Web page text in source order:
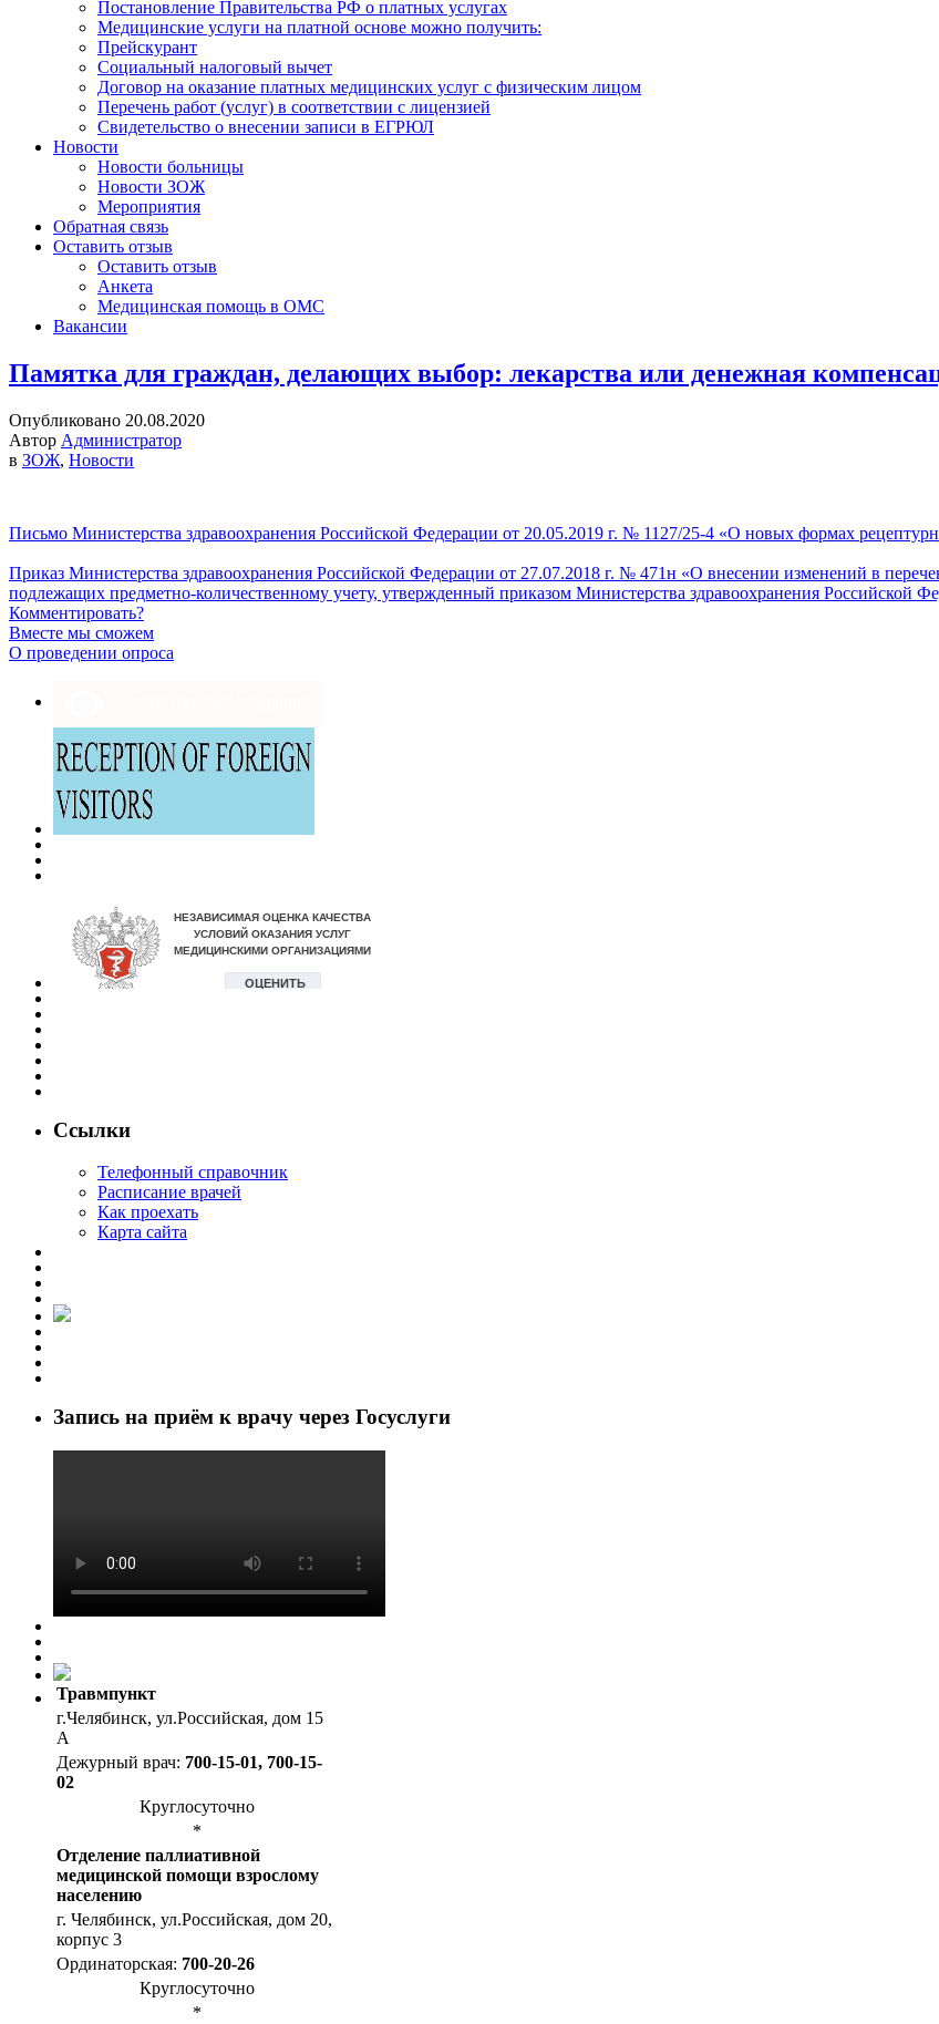
Постановление Правительства РФ о платных услугах
Медицинские услуги на платной основе можно получить:
Прейскурант
Социальный налоговый вычет
Договор на оказание платных медицинских услуг с физическим лицом
Перечень работ (услуг) в соответствии с лицензией
Свидетельство о внесении записи в ЕГРЮЛ
Новости
Новости больницы
Новости ЗОЖ
Мероприятия
Обратная связь
Оставить отзыв
Оставить отзыв
Анкета
Медицинская помощь в ОМС
Вакансии
Памятка для граждан, делающих выбор: лекарства или денежная
Опубликовано 20.08.2020
Автор Администратор
в ЗОЖ, Новости
Письмо Министерства здравоохранения Российской Федерации от 20.05.2019 г. № 1127/25-4 «О новых формах
Приказ Министерства здравоохранения Российской Федерации от 27.07.2018 г. № 471н «О внесении изменений в
подлежащих предметно-количественному учету, утвержденный приказом Министерства здравоохранения Российской
Комментировать?
Вместе мы сможем
О проведении опроса
Ссылки
Телефонный справочник
Расписание врачей
Как проехать
Карта сайта
Запись на приём к врачу через Госуслуги
Травмпункт
г.Челябинск, ул.Российская, дом 15
А
Дежурный врач: 700-15-01, 700-15-
02
Круглосуточно
*
Отделение паллиативной
медицинской помощи взрослому
населению
г. Челябинск, ул.Российская, дом 20,
корпус 3
Ординаторская: 700-20-26
Круглосуточно
*